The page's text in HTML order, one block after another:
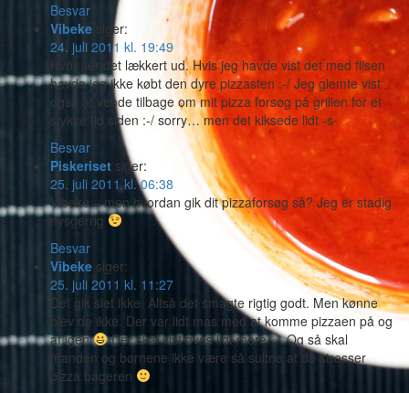
Besvar
Vibeke siger:
24. juli 2011 kl. 19:49
Hvor ser det lækkert ud. Hvis jeg havde vist det med flisen
havde jeg ikke købt den dyre pizzasten :-/ Jeg glemte vist
også at vende tilbage om mit pizza forsøg på grillen for et
stykke tid siden :-/ sorry… men det kiksede lidt -s-
Besvar
Piskeriset siger:
25. juli 2011 kl. 06:38
Vibeke – men hvordan gik dit pizzaforsøg så? Jeg er stadig
nysgerrig
Besvar
Vibeke siger:
25. juli 2011 kl. 11:27
Det gik slet ikke. Altså det smagte rigtig godt. Men kønne
blev de ikke. Der var lidt mas med at komme pizzaen på og
af igen
Der skal vist øves lidt mere…. Og så skal
manden og børnene ikke være så sultne at de stresser
pizza bageren